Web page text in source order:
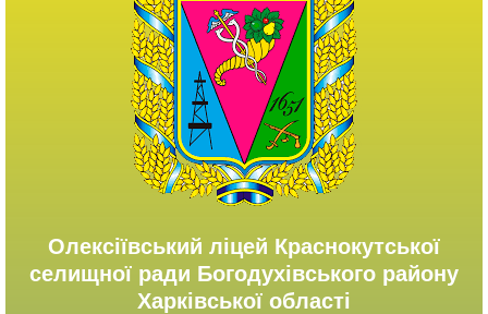
Олексіївський ліцей Краснокутської
селищної ради Богодухівського району
Харківської області